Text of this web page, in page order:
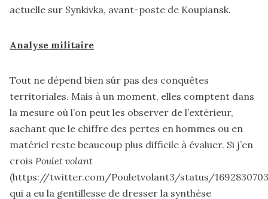
actuelle sur Synkivka, avant-poste de Koupiansk.
Analyse militaire
Tout ne dépend bien sûr pas des conquêtes
territoriales. Mais à un moment, elles comptent dans
la mesure où l’on peut les observer de l’extérieur,
sachant que le chiffre des pertes en hommes ou en
matériel reste beaucoup plus difficile à évaluer. Si j’en
crois Poulet volant
(https://twitter.com/Pouletvolant3/status/
qui a eu la gentillesse de dresser la synthèse